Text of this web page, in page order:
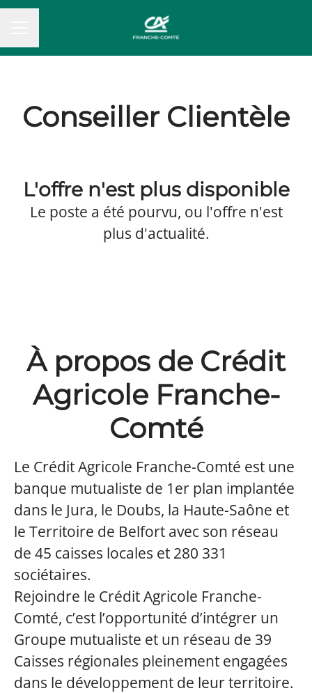
Conseiller Clientèle
L'offre n'est plus disponible
Le poste a été pourvu, ou l'offre n'est
plus d'actualité.
À propos de Crédit
Agricole Franche-
Comté
Le Crédit Agricole Franche-Comté est une
banque mutualiste de 1er plan implantée
dans le Jura, le Doubs, la Haute-Saône et
le Territoire de Belfort avec son réseau
de 45 caisses locales et 280 331
sociétaires.
Rejoindre le Crédit Agricole Franche-
Comté, c’est l’opportunité d’intégrer un
Groupe mutualiste et un réseau de 39
Caisses régionales pleinement engagées
dans le développement de leur territoire.